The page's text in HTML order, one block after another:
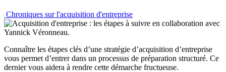
Chroniques sur l'acquisition d'entreprise
Connaître les étapes clés d’une stratégie d’acquisition d’entreprise
vous permet d’entrer dans un processus de préparation structuré. Ce
dernier vous aidera à rendre cette démarche fructueuse.